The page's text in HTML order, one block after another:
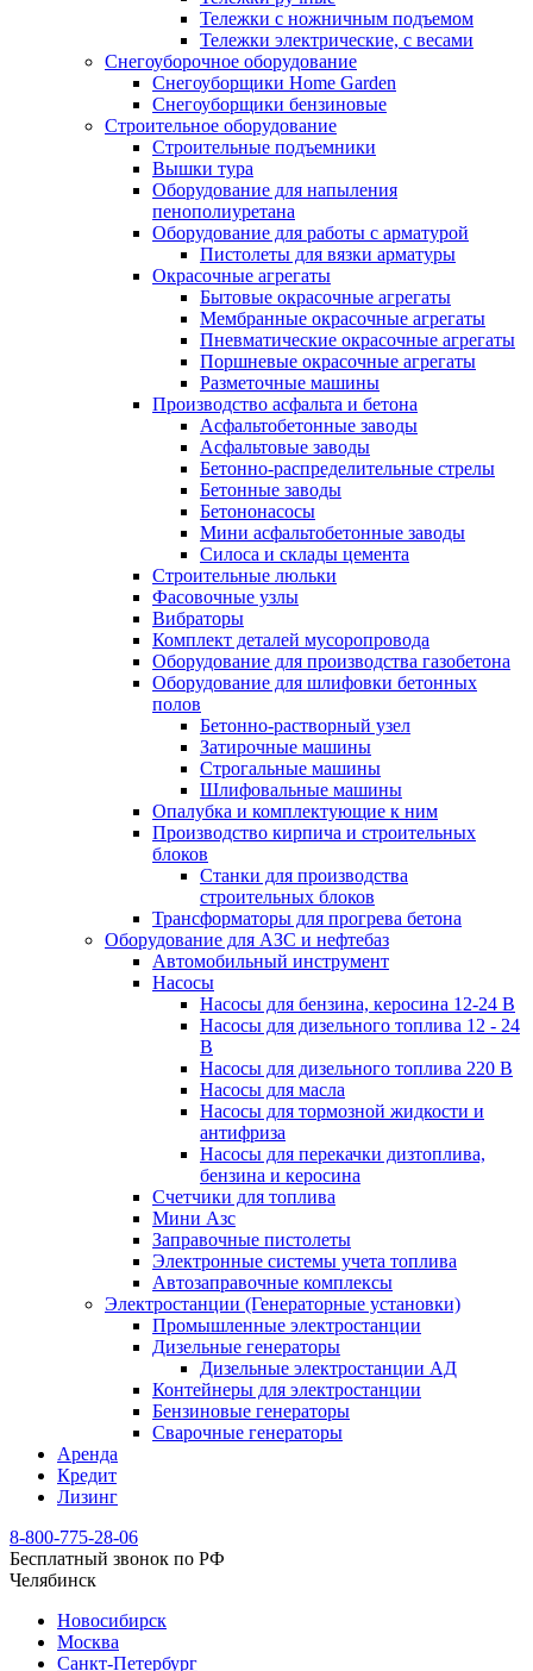
Тележки с ножничным подъемом
Тележки электрические, с весами
Снегоуборочное оборудование
Снегоуборщики Home Garden
Снегоуборщики бензиновые
Строительное оборудование
Cтроительные подъемники
Вышки тура
Оборудование для напыления
пенополиуретана
Оборудование для работы с арматурой
Пистолеты для вязки арматуры
Окрасочные агрегаты
Бытовые окрасочные агрегаты
Мембранные окрасочные агрегаты
Пневматические окрасочные агрегаты
Поршневые окрасочные агрегаты
Разметочные машины
Производство асфальта и бетона
Асфальтобетонные заводы
Асфальтовые заводы
Бетонно-распределительные стрелы
Бетонные заводы
Бетононасосы
Мини асфальтобетонные заводы
Силоса и склады цемента
Строительные люльки
Фасовочные узлы
Вибраторы
Комплект деталей мусоропровода
Оборудование для производства газобетона
Оборудование для шлифовки бетонных
полов
Бетонно-растворный узел
Затирочные машины
Строгальные машины
Шлифовальные машины
Опалубка и комплектующие к ним
Производство кирпича и строительных
блоков
Cтанки для производства
строительных блоков
Трансформаторы для прогрева бетона
Оборудование для АЗС и нефтебаз
Автомобильный инструмент
Насосы
Насосы для бензина, керосина 12-24 В
Насосы для дизельного топлива 12 - 24
В
Насосы для дизельного топлива 220 В
Насосы для масла
Насосы для тормозной жидкости и
антифриза
Насосы для перекачки дизтоплива,
бензина и керосина
Счетчики для топлива
Мини Азс
Заправочные пистолеты
Электронные системы учета топлива
Автозаправочные комплексы
Электростанции (Генераторные установки)
Промышленные электростанции
Дизельные генераторы
Дизельные электростанции АД
Контейнеры для электростанции
Бензиновые генераторы
Сварочные генераторы
Аренда
Кредит
Лизинг
8-800-775-28-06
Бесплатный звонок по РФ
Челябинск
Новосибирск
Москва
Санкт-Петербург